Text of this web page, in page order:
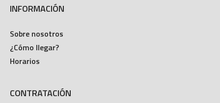
INFORMACIÓN
Sobre nosotros
¿Cómo llegar?
Horarios
CONTRATACIÓN